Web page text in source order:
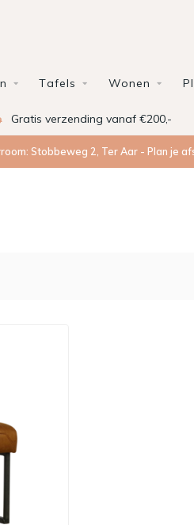
Tafels Wonen
Gratis verzending vanaf €200,-
Stobbeweg 2, Ter Aar - Plan je